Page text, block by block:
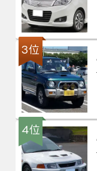
3位
4位